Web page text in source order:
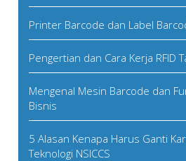
Printer Barcode dan Label
Pengertian dan Cara Kerja RFID
Mengenal Mesin Barcode dan
Bisnis
5 Alasan Kenapa Harus Ganti
Teknologi NSICCS